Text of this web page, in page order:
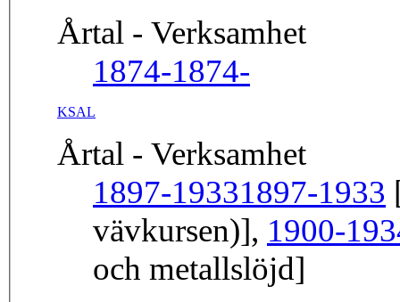
Årtal - Verksamhet
1874-1874-
KSAL
Årtal - Verksamhet
1897-19331897-1933
vävkursen)], 1900-
och metallslöjd]